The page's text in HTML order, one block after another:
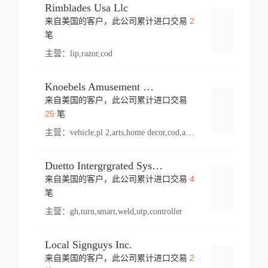
Rimblades Usa Llc
来自美国的客户，此公司累计进口交易 2
笔
主营： lip,razor,cod
Knoebels Amusement Resort
来自美国的客户，此公司累计进口交易
25笔
主营： vehicle,pl 2,arts,home decor,cod,amusement ride,sea
Duetto Intergrgrated Systems Inc.
来自美国的客户，此公司累计进口交易 4
笔
主营： gh,turn,smart,weld,utp,controller
Local Signguys Inc.
来自美国的客户，此公司累计进口交易 2